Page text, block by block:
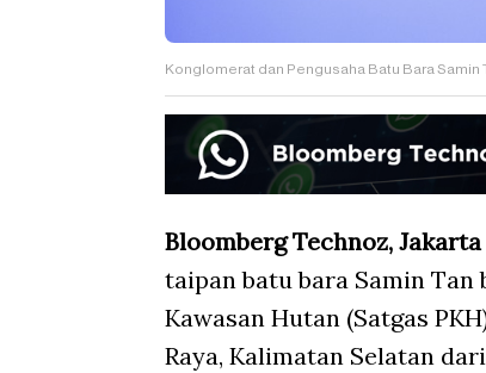
Konglomerat dan Pengusaha Batu Bara Samin
Bloomberg Technoz, Jakarta
taipan batu bara Samin
Kawasan Hutan (Satgas
Raya, Kalimatan Selatan